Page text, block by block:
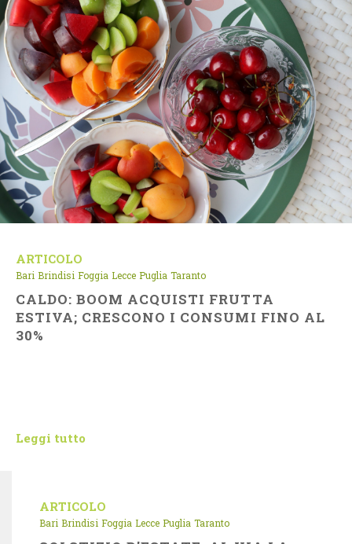
ARTICOLO
Bari Brindisi Foggia Lecce Puglia Taranto
CALDO: BOOM ACQUISTI FRUTTA
ESTIVA; CRESCONO I CONSUMI FINO AL
30%
Leggi tutto
ARTICOLO
Bari Brindisi Foggia Lecce Puglia Taranto